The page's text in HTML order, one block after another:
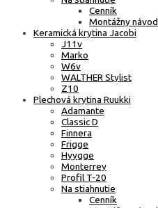
Cenník
Montážny návod
Keramická krytina Jacobi
J11v
Marko
W6v
WALTHER Stylist
Z10
Plechová krytina Ruukki
Adamante
Classic D
Finnera
Frigge
Hyygge
Monterrey
Profil T-20
Na stiahnutie
Cenník